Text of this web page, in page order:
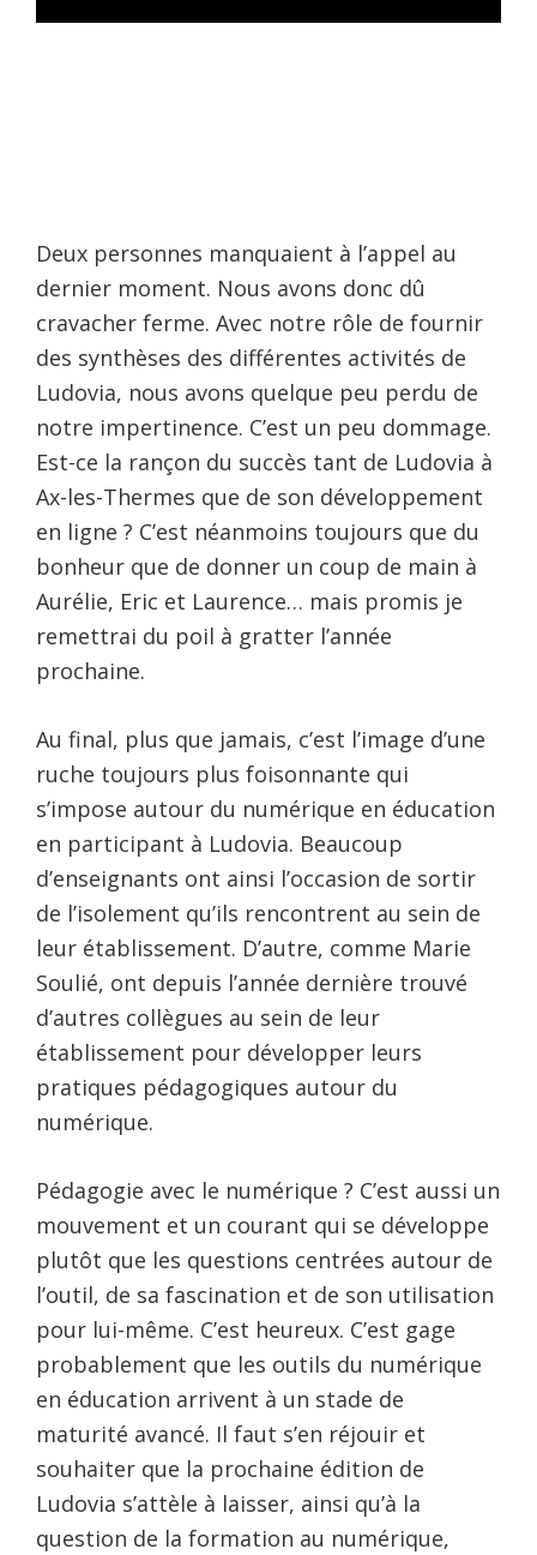
Deux personnes manquaient à l’appel au
dernier moment. Nous avons donc dû
cravacher ferme. Avec notre rôle de fournir
des synthèses des différentes activités de
Ludovia, nous avons quelque peu perdu de
notre impertinence. C’est un peu dommage.
Est-ce la rançon du succès tant de Ludovia à
Ax-les-Thermes que de son développement
en ligne ? C’est néanmoins toujours que du
bonheur que de donner un coup de main à
Aurélie, Eric et Laurence… mais promis je
remettrai du poil à gratter l’année
prochaine.
Au final, plus que jamais, c’est l’image d’une
ruche toujours plus foisonnante qui
s’impose autour du numérique en éducation
en participant à Ludovia. Beaucoup
d’enseignants ont ainsi l’occasion de sortir
de l’isolement qu’ils rencontrent au sein de
leur établissement. D’autre, comme Marie
Soulié, ont depuis l’année dernière trouvé
d’autres collègues au sein de leur
établissement pour développer leurs
pratiques pédagogiques autour du
numérique.
Pédagogie avec le numérique ? C’est aussi un
mouvement et un courant qui se développe
plutôt que les questions centrées autour de
l’outil, de sa fascination et de son utilisation
pour lui-même. C’est heureux. C’est gage
probablement que les outils du numérique
en éducation arrivent à un stade de
maturité avancé. Il faut s’en réjouir et
souhaiter que la prochaine édition de
Ludovia s’attèle à laisser, ainsi qu’à la
question de la formation au numérique,